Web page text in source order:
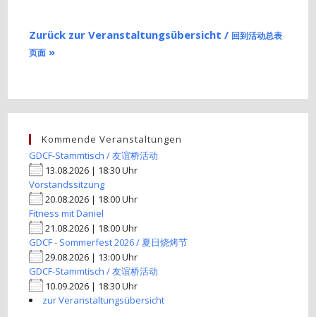
Zurück zur Veranstaltungsübersicht / 回到活动总表
页面 »
Kommende Veranstaltungen
GDCF-Stammtisch / 友谊桥活动
13.08.2026 | 18:30 Uhr
Vorstandssitzung
20.08.2026 | 18:00 Uhr
Fitness mit Daniel
21.08.2026 | 18:00 Uhr
GDCF - Sommerfest 2026 / 夏日烧烤节
29.08.2026 | 13:00 Uhr
GDCF-Stammtisch / 友谊桥活动
10.09.2026 | 18:30 Uhr
zur Veranstaltungsübersicht